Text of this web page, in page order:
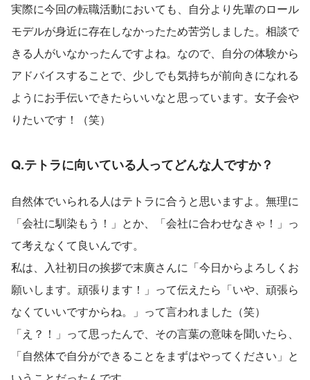
実際に今回の転職活動においても、自分より先輩のロール
モデルが身近に存在しなかったため苦労しました。相談で
きる人がいなかったんですよね。なので、自分の体験から
アドバイスすることで、少しでも気持ちが前向きになれる
ようにお手伝いできたらいいなと思っています。女子会や
りたいです！（笑）
Q.テトラに向いている人ってどんな人ですか？
自然体でいられる人はテトラに合うと思いますよ。無理に
「会社に馴染もう！」とか、「会社に合わせなきゃ！」っ
て考えなくて良いんです。
私は、入社初日の挨拶で末廣さんに「今日からよろしくお
願いします。頑張ります！」って伝えたら「いや、頑張ら
なくていいですからね。」って言われました（笑）
「え？！」って思ったんで、その言葉の意味を聞いたら、
「自然体で自分ができることをまずはやってください」と